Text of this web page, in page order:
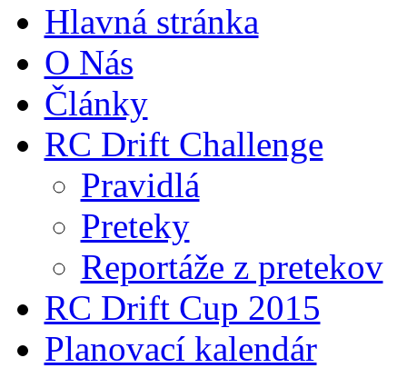
Hlavná stránka
O Nás
Články
RC Drift Challenge
Pravidlá
Preteky
Reportáže z pretekov
RC Drift Cup 2015
Planovací kalendár